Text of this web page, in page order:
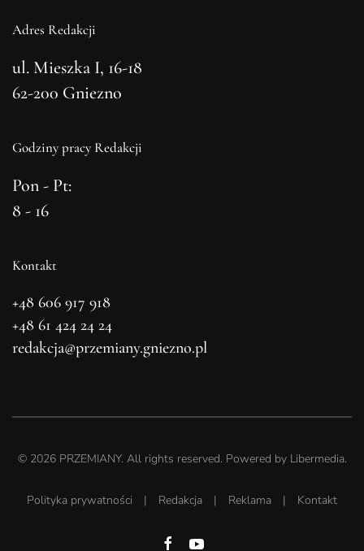
Adres Redakcji
ul. Mieszka I, 16-18
62-200 Gniezno
Godziny pracy Redakcji
Pon - Pt:
8 - 16
Kontakt
+48 606 917 918
+48 61 424 24 24
redakcja@przemiany.gniezno.pl
© 2026PRZEMIANY. All rights reserved. Powered by Libermedia.
Polityka prywatności | Redakcja | Reklama | Kontakt